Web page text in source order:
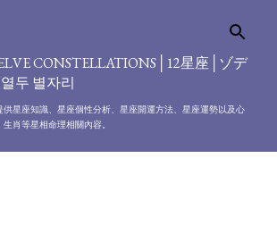
CONSTELLATIONS│12星座│ゾデ
두 별자리
星座知識、星座個性分析、星座開運方法、星座運勢以及心
肖等星相命理相關內容。